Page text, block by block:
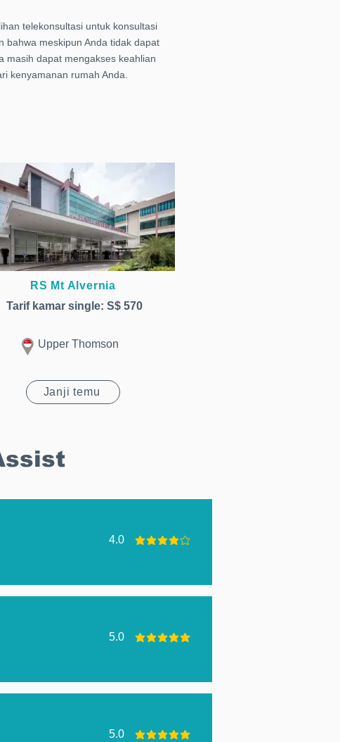
telekonsultasi untuk konsultasi
bahwa meskipun Anda tidak dapat
masih dapat mengakses keahlian
kenyamanan rumah Anda.
RS Mt Alvernia
Tarif kamar single: S$ 570
Upper Thomson
Janji temu
4.0
penilaian rata-rata 4 dari 5
5.0
penilaian rata-rata 5 dari 5
5.0